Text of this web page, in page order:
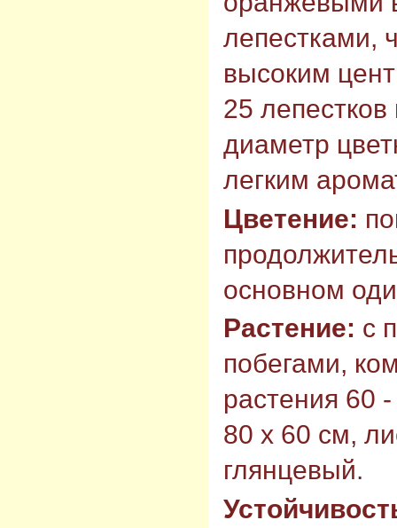
лепестками,
высоким
25
диаметр
легким
Цветение:
основном
Растение: с
побегами,
растения 60
80 х 60 см,
глянцевый.